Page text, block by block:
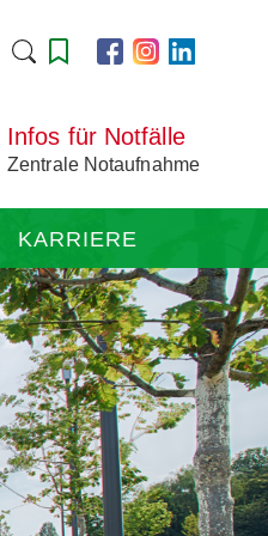
Suchen
Infos für Notfälle
Zentrale Notaufnahme
KARRIERE